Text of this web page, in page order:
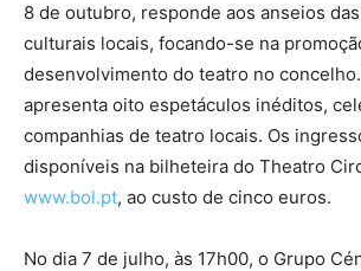
8 de outubro, responde aos anseios
culturais locais, focando-se na
desenvolvimento do teatro no
apresenta oito espetáculos inéditos,
companhias de teatro locais. Os
disponíveis na bilheteira do Theatro
www.bol.pt, ao custo de cinco euros.
No dia 7 de julho, às 17h00, o Grupo